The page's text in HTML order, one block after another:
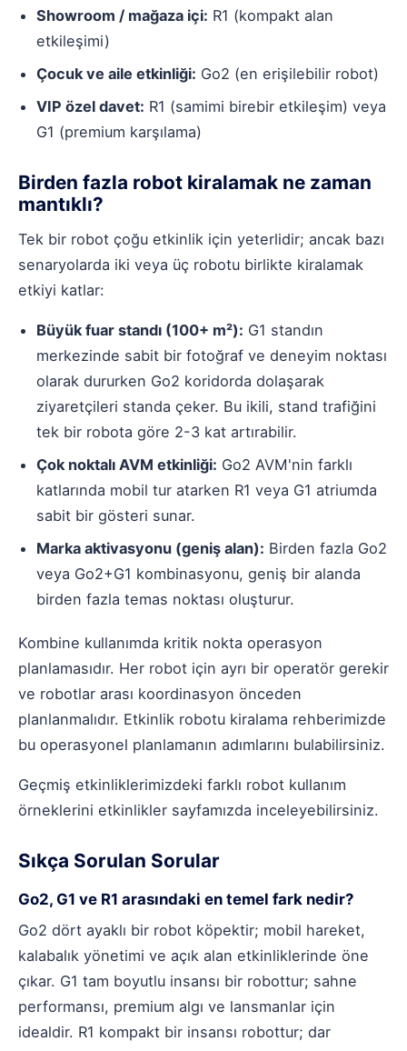
Showroom / mağaza içi: R1 (kompakt alan
etkileşimi)
Çocuk ve aile etkinliği: Go2 (en erişilebilir robot)
VIP özel davet: R1 (samimi birebir etkileşim) veya
G1 (premium karşılama)
Birden fazla robot kiralamak ne zaman
mantıklı?
Tek bir robot çoğu etkinlik için yeterlidir; ancak bazı
senaryolarda iki veya üç robotu birlikte kiralamak
etkiyi katlar:
Büyük fuar standı (100+ m²): G1 standın
merkezinde sabit bir fotoğraf ve deneyim noktası
olarak dururken Go2 koridorda dolaşarak
ziyaretçileri standa çeker. Bu ikili, stand trafiğini
tek bir robota göre 2-3 kat artırabilir.
Çok noktalı AVM etkinliği: Go2 AVM'nin farklı
katlarında mobil tur atarken R1 veya G1 atriumda
sabit bir gösteri sunar.
Marka aktivasyonu (geniş alan): Birden fazla Go2
veya Go2+G1 kombinasyonu, geniş bir alanda
birden fazla temas noktası oluşturur.
Kombine kullanımda kritik nokta operasyon
planlamasıdır. Her robot için ayrı bir operatör gerekir
ve robotlar arası koordinasyon önceden
planlanmalıdır. Etkinlik robotu kiralama rehberimizde
bu operasyonel planlamanın adımlarını bulabilirsiniz.
Geçmiş etkinliklerimizdeki farklı robot kullanım
örneklerini etkinlikler sayfamızda inceleyebilirsiniz.
Sıkça Sorulan Sorular
Go2, G1 ve R1 arasındaki en temel fark nedir?
Go2 dört ayaklı bir robot köpektir; mobil hareket,
kalabalık yönetimi ve açık alan etkinliklerinde öne
çıkar. G1 tam boyutlu insansı bir robottur; sahne
performansı, premium algı ve lansmanlar için
idealdir. R1 kompakt bir insansı robottur; dar